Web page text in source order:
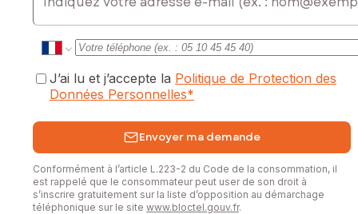
J’ai lu et j’accepte la Politique de Protection des
Données Personnelles*
Envoyer ma demande
Conformément à l’article L.223-2 du Code de la consommation, il
est rappelé que le consommateur peut user de son droit à
s’inscrire gratuitement sur la liste d’opposition au démarchage
téléphonique sur le site www.bloctel.gouv.fr.